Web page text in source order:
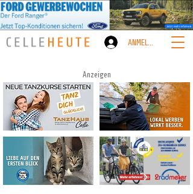
ANMELDEN
Anzeigen